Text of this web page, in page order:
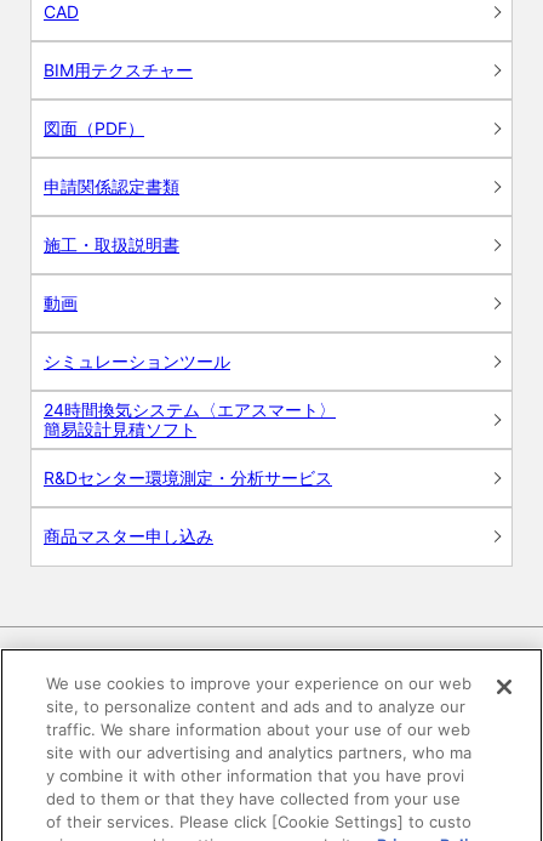
CAD
BIM用テクスチャー
図面（PDF）
申請関係認定書類
施工・取扱説明書
動画
シミュレーションツール
24時間換気システム〈エアスマート〉
簡易設計見積ソフト
R&Dセンター環境測定・分析サービス
商品マスター申し込み
電子公告 このWEBサイトについて
プライバシーポリシー
SNSコミュニティガイドライン サイトマップ
We use cookies to improve your experience on our web
site, to personalize content and ads and to analyze our
traffic. We share information about your use of our web
site with our advertising and analytics partners, who ma
y combine it with other information that you have provi
ded to them or that they have collected from your use
of their services. Please click [Cookie Settings] to custo